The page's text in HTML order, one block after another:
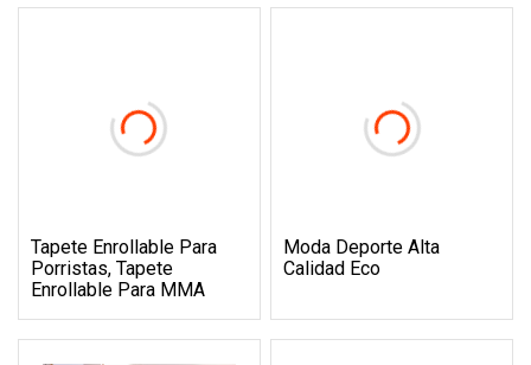
Tapete Enrollable Para
Porristas, Tapete
Enrollable Para MMA
Moda Deporte Alta
Calidad Eco